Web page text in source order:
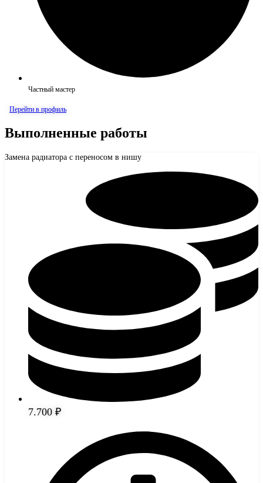
Частный мастер
Перейти в профиль
Выполненные работы
Замена радиатора с переносом в нишу
7.700 ₽